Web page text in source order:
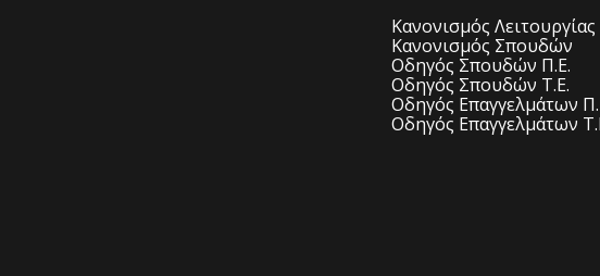
Κανονισμός Λειτουργίας
Κανονισμός Σπουδών
Οδηγός Σπουδών Π.Ε.
Οδηγός Σπουδών Τ.Ε.
Οδηγός Επαγγελμάτων
Οδηγός Επαγγελμάτων